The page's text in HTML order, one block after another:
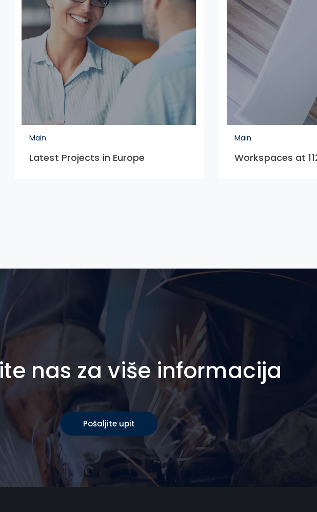
Main
Latest Projects in Europe
Main
Workspaces at
nas za više informacija
Pošaljite upit